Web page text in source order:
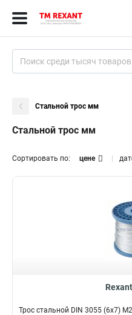
Стальной трос мм
Стальной трос мм
Сортировать по: цене
Трос стальной DIN 3055 (6x7) М2